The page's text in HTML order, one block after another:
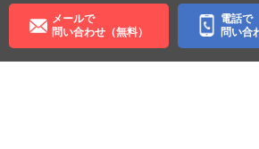
山形駅 徒歩40分
山形県山形市小白川町４丁
メールで
問い合わせ（無料）
電話で
問い合